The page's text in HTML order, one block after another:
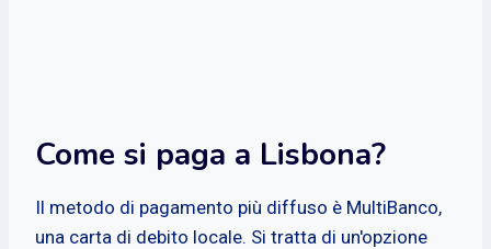
Come si paga a Lisbona?
Il metodo di pagamento più diffuso è MultiBanco,
una carta di debito locale. Si tratta di un'opzione